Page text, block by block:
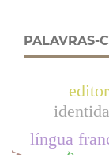
PALAVRAS-
língua